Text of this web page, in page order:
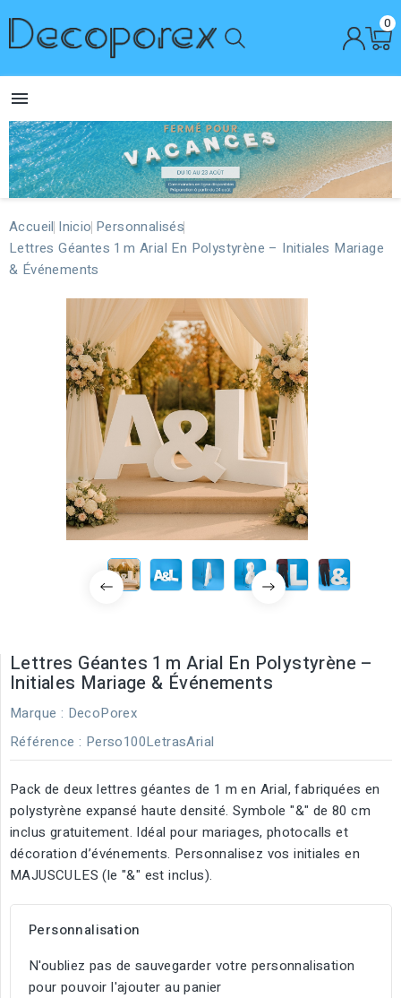
0

Accueil Inicio Personnalisés
Lettres Géantes 1 M Arial En Polystyrène – Initiales Mariage
& Événements
Lettres Géantes 1 M Arial En Polystyrène –
Initiales Mariage & Événements
Marque : DecoPorex
Référence : Perso100LetrasArial
Pack de deux lettres géantes de 1 m en Arial, fabriquées en
polystyrène expansé haute densité. Symbole "&" de 80 cm
inclus gratuitement. Idéal pour mariages, photocalls et
décoration d’événements. Personnalisez vos initiales en
MAJUSCULES (le "&" est inclus).
Personnalisation
N'oubliez pas de sauvegarder votre personnalisation
pour pouvoir l'ajouter au panier